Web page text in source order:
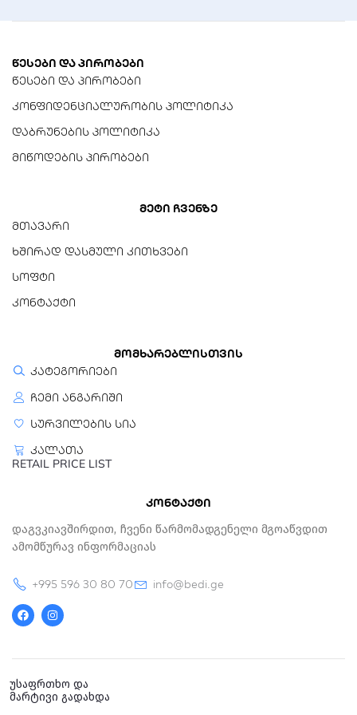
(სადენების
მოსახსნელად/
პირების შესანახი ადგილი
სახელურში ჩაშენებული
რეგულირება
მაღალი/დაბალი
22-28 AWG (მყარი ან
გამძლეობა
ციკლამდე მაღალი
დარტყმის პარამეტრზე
წესები და პირობები
წესები და პირობები
კონფიდენციალურობის პოლიტიკა
დაბრუნების პოლიტიკა
მიწოდების პირობები
მეტი ჩვენზე
მთავარი
ხშირად დასმული კითხვები
სოფტი
კონტაქტი
მომხარებლისთვის
კატეგორიები
ჩემი ანგარიში
სურვილების სია
კალათა
RETAIL PRICE LIST
კონტაქტი
Დაგვკიავშირდით, Ჩვენი Წარმომადგენელი Მგოაწვდით
Ამომწურავ Ინფორმაციას
+995 596 30 80 70
info@bedi.ge
a
c
e
o
n
s
t
r
m
უსაფრთხო და
მარტივი გადახდა